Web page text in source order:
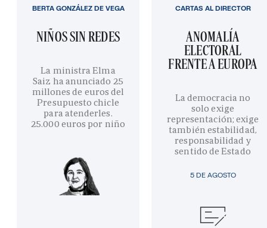
NIÑOS SIN REDES
La ministra Elma
Saiz ha anunciado 25
millones de euros del
Presupuesto chicle
para atenderles.
25.000 euros por niño
BERTA GONZÁLEZ DE VEGA
5 DE AGOSTO
ANOMALÍA
ELECTORAL
FRENTE A EUROPA
La democracia no
solo exige
representación; exige
también estabilidad,
responsabilidad y
sentido de Estado
CARTAS AL DIRECTOR